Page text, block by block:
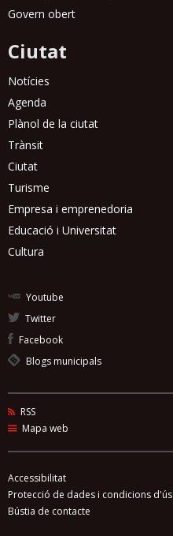
Govern obert
Ciutat
Notícies
Agenda
Plànol de la ciutat
Trànsit
Ciutat
Turisme
Empresa i emprenedoria
Educació i Universitat
Cultura
Youtube
Twitter
Facebook
Blogs municipals
RSS
Mapa web
Accessibilitat
Protecció de dades i condicions d'ús
Bústia de contacte